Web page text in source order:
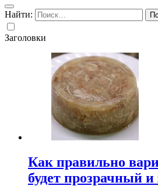
Найти:
Заголовки
Как правильно
будет прозрачный и